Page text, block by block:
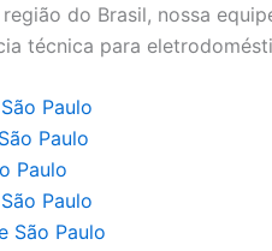
do Brasil, nossa
técnica para
Paulo
Paulo
Paulo
Paulo
São Paulo